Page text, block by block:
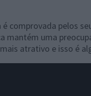
comprovada pelos
mantém uma
atrativo e isso é